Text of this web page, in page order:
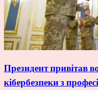
Президент привітав
кібербезпеки з